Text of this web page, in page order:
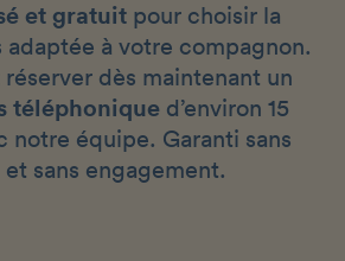
et gratuit pour choisir la
adaptée à votre compagnon.
réserver dès maintenant un
téléphonique d’environ 15
notre équipe. Garanti sans
et sans engagement.